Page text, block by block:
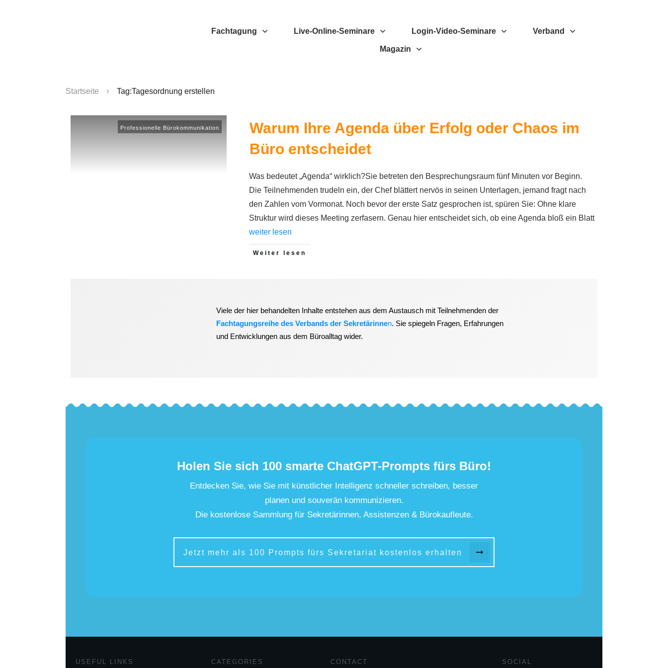
Fachtagung Live-Online-Seminare Login-Video-Seminare Verband
Magazin
Startseite Tag:Tagesordnung erstellen
Professionelle Bürokommunikation
Warum Ihre Agenda über Erfolg oder Chaos im
Büro entscheidet
Was bedeutet „Agenda“ wirklich?Sie betreten den Besprechungsraum fünf Minuten vor Beginn.
Die Teilnehmenden trudeln ein, der Chef blättert nervös in seinen Unterlagen, jemand fragt nach
den Zahlen vom Vormonat. Noch bevor der erste Satz gesprochen ist, spüren Sie: Ohne klare
Struktur wird dieses Meeting zerfasern. Genau hier entscheidet sich, ob eine Agenda bloß ein Blatt
weiter lesen
Weiter lesen
Viele der hier behandelten Inhalte entstehen aus dem Austausch mit Teilnehmenden der
Fachtagungsreihe des Verbands der Sekretärinnen. Sie spiegeln Fragen, Erfahrungen
und Entwicklungen aus dem Büroalltag wider.
Holen Sie sich 100 smarte ChatGPT-Prompts fürs Büro!
Entdecken Sie, wie Sie mit künstlicher Intelligenz schneller schreiben, besser
planen und souverän kommunizieren.
Die kostenlose Sammlung für Sekretärinnen, Assistenzen & Bürokaufleute.
Jetzt mehr als 100 Prompts fürs Sekretariat kostenlos erhalten
USEFUL LINKS CATEGORIES CONTACT SOCIAL